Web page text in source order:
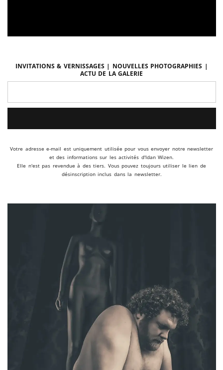
Invitations & vernissages | Nouvelles photographies |
Actu de la galerie
Votre adresse e-mail est uniquement utilisée pour vous envoyer notre newsletter
et des informations sur les activités d'Idan Wizen.
Elle n'est pas revendue à des tiers. Vous pouvez toujours utiliser le lien de
désinscription inclus dans la newsletter.